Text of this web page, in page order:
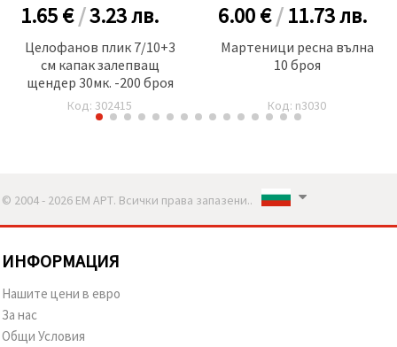
1.65 €/3.23лв.
Целофанов плик 7/10+3
см капак залепващ
щендер 30мк. -200 броя
Код: 302415
6.00 €/11.73лв.
Мартеници ресна вълна
10 броя
Код: n3030
© 2004 - 2026 ЕМ АРТ. Всички права запазени..
ИНФОРМАЦИЯ
Нашите цени в евро
За нас
Общи Условия